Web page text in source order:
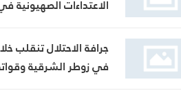
الاعتداءات الصهيونية
جرافة الاحتلال تنقلب
في زوطر الشرقية